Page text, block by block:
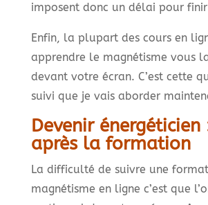
imposent donc un délai pour
Enfin, la plupart des cours en
apprendre le magnétisme vous
devant votre écran. C’est cette
suivi que je vais aborder
Devenir
après la formation
La difficulté de suivre une
magnétisme en ligne c’est que